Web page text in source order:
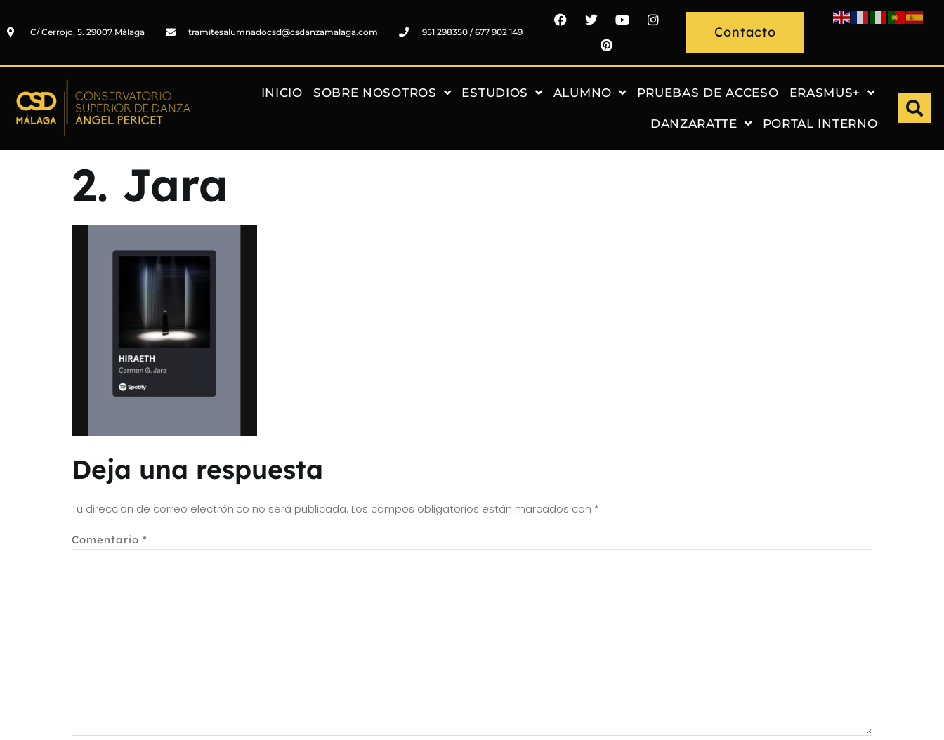
C/ Cerrojo, 5. 29007 Málaga tramitesalumnadocsd@csdanzamalaga.com 951 298350 / 677 902 149 Contacto
INICIO SOBRE NOSOTROS ESTUDIOS ALUMNO PRUEBAS DE ACCESO ERASMUS+
DANZARATTE PORTAL INTERNO
2. Jara
Deja una respuesta
Tu dirección de correo electrónico no será publicada. Los campos obligatorios están marcados con *
Comentario *